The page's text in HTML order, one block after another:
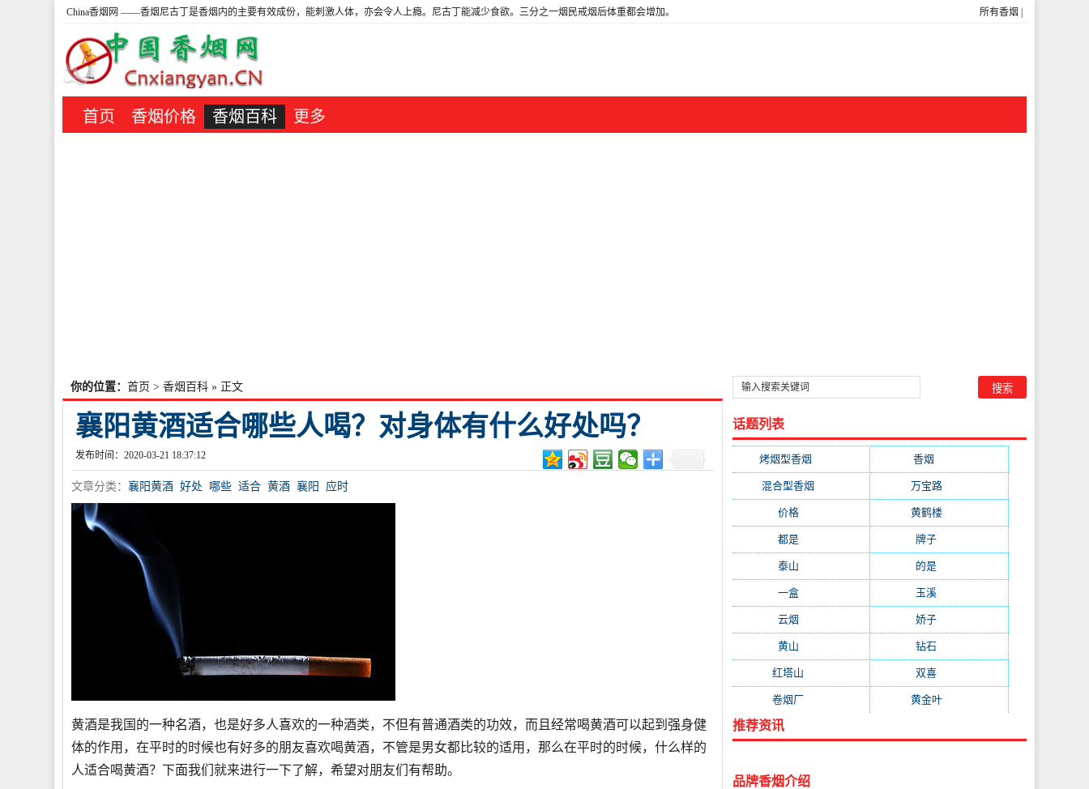
所有香烟
China香烟网 ——香烟尼古丁是香烟内的主要有效成份，能刺激人体，亦会令人上瘾。尼古丁能减少食欲。三分之一烟民戒烟后体重都会增加。
首页 香烟价格 香烟百科 更多
你的位置： 首页 > 香烟百科 » 正文
襄阳黄酒适合哪些人喝？对身体有什么好处吗？
发布时间：2020-03-21 18:37:12
文章分类： 襄阳黄酒 好处 哪些 适合 黄酒 襄阳 应时
黄酒是我国的一种名酒，也是好多人喜欢的一种酒类，不但有普通酒类的功效，而且经常喝黄酒可以起到强身健
体的作用，在平时的时候也有好多的朋友喜欢喝黄酒，不管是男女都比较的适用，那么在平时的时候，什么样的
人适合喝黄酒？下面我们就来进行一下了解，希望对朋友们有帮助。
话题列表
烤烟型香烟 香烟
混合型香烟 万宝路(331)
价格(319) 黄鹤楼(315)
都是(272) 牌子
泰山 的是
一盒(176) 玉溪
云烟 娇子
黄山 钻石
红塔山 双喜
卷烟厂 黄金叶(151)
推荐资讯
品牌香烟介绍